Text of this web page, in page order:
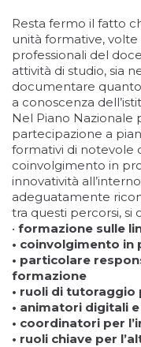
Resta fermo il fatto
unità formative,
professionali del
attività di studio, sia
documentare
a conoscenza
Nel Piano Nazionale
partecipazione a
formativi di notevole
coinvolgimento in
innovatività
adeguatamente
tra questi percorsi, si
• formazione sulle
• coinvolgimento
• particolare
formazione
• ruoli di tutoraggio
• animatori digitali
• coordinatori per
• ruoli chiave per